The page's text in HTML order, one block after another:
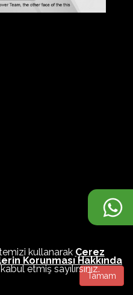
kullanarak Çerez
Korunması Hakkında
etmiş sayılırsınız.
Tamam